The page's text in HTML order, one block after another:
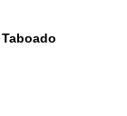
Taboado